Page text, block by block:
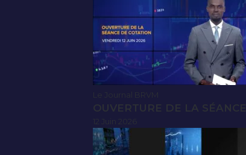
Le Journal BRVM
OUVERTURE DE LA